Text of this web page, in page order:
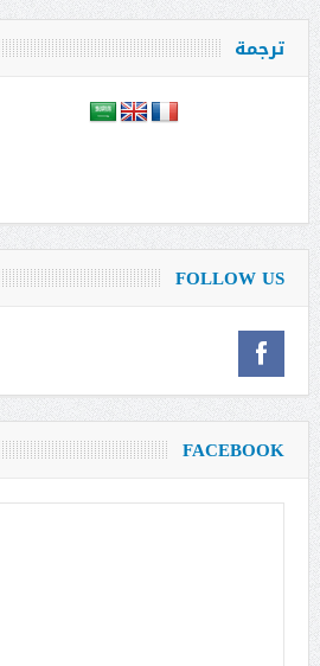
ترجمة
FOLLOW US
FACEBOOK